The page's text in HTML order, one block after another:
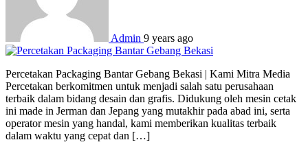
Admin 9 years ago
Percetakan Packaging Bantar Gebang Bekasi | Kami Mitra Media
Percetakan berkomitmen untuk menjadi salah satu perusahaan
terbaik dalam bidang desain dan grafis. Didukung oleh mesin cetak
ini made in Jerman dan Jepang yang mutakhir pada abad ini, serta
operator mesin yang handal, kami memberikan kualitas terbaik
dalam waktu yang cepat dan […]